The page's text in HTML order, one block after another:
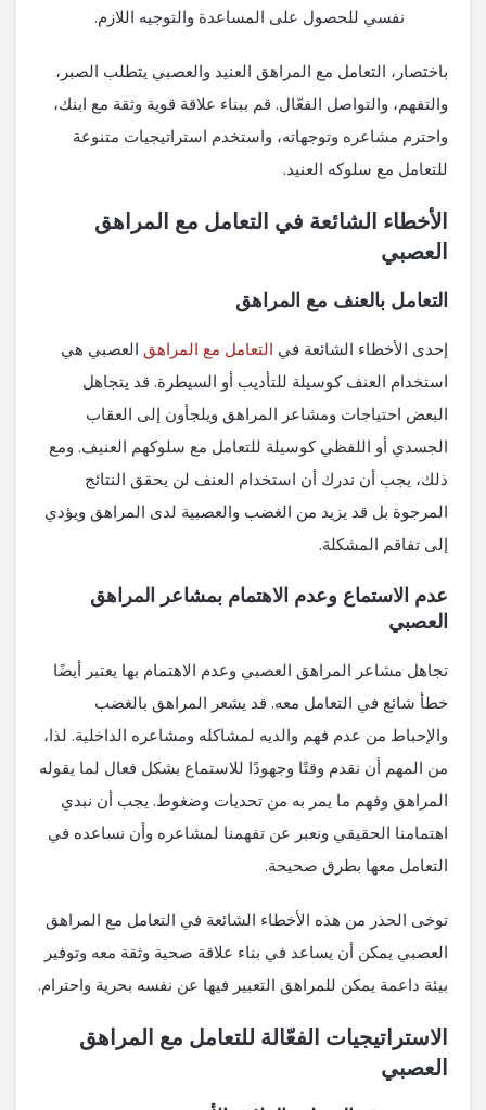
نفسي للحصول على المساعدة والتوجيه اللازم.
باختصار، التعامل مع المراهق العنيد والعصبي يتطلب الصبر،
والتفهم، والتواصل الفعّال. قم ببناء علاقة قوية وثقة مع ابنك،
واحترم مشاعره وتوجهاته، واستخدم استراتيجيات متنوعة
للتعامل مع سلوكه العنيد.
الأخطاء الشائعة في التعامل مع المراهق
العصبي
التعامل بالعنف مع المراهق
إحدى الأخطاء الشائعة في التعامل مع المراهق العصبي هي
استخدام العنف كوسيلة للتأديب أو السيطرة. قد يتجاهل
البعض احتياجات ومشاعر المراهق ويلجأون إلى العقاب
الجسدي أو اللفظي كوسيلة للتعامل مع سلوكهم العنيف. ومع
ذلك، يجب أن ندرك أن استخدام العنف لن يحقق النتائج
المرجوة بل قد يزيد من الغضب والعصبية لدى المراهق ويؤدي
إلى تفاقم المشكلة.
عدم الاستماع وعدم الاهتمام بمشاعر المراهق
العصبي
تجاهل مشاعر المراهق العصبي وعدم الاهتمام بها يعتبر أيضًا
خطأ شائع في التعامل معه. قد يشعر المراهق بالغضب
والإحباط من عدم فهم والديه لمشاكله ومشاعره الداخلية. لذا،
من المهم أن نقدم وقتًا وجهودًا للاستماع بشكل فعال لما يقوله
المراهق وفهم ما يمر به من تحديات وضغوط. يجب أن نبدي
اهتمامنا الحقيقي ونعبر عن تفهمنا لمشاعره وأن نساعده في
التعامل معها بطرق صحيحة.
توخى الحذر من هذه الأخطاء الشائعة في التعامل مع المراهق
العصبي يمكن أن يساعد في بناء علاقة صحية وثقة معه وتوفير
بيئة داعمة يمكن للمراهق التعبير فيها عن نفسه بحرية واحترام.
الاستراتيجيات الفعّالة للتعامل مع المراهق
العصبي